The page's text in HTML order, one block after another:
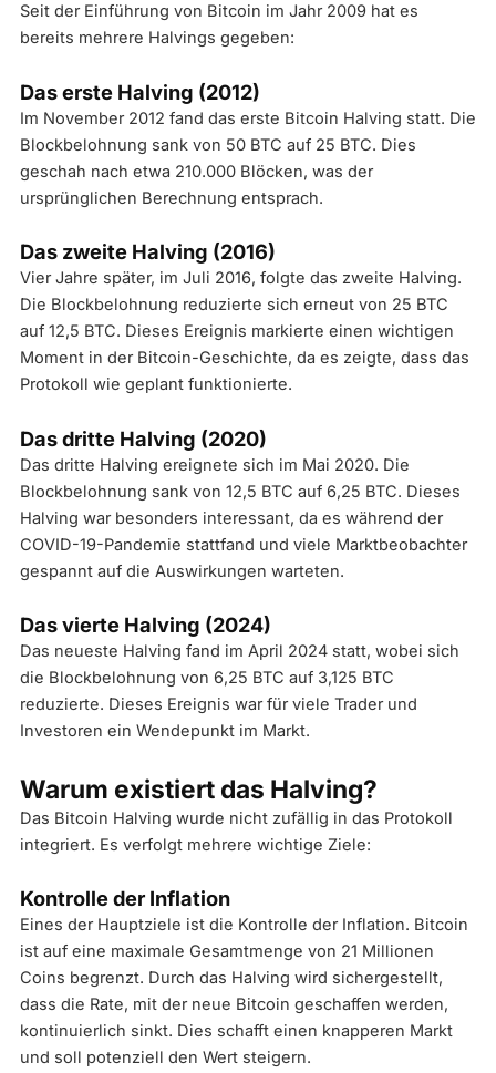
Seit der Einführung von Bitcoin im Jahr 2009 hat es
bereits mehrere Halvings gegeben:
Das erste Halving (2012)
Im November 2012 fand das erste Bitcoin Halving statt. Die
Blockbelohnung sank von 50 BTC auf 25 BTC. Dies
geschah nach etwa 210.000 Blöcken, was der
ursprünglichen Berechnung entsprach.
Das zweite Halving (2016)
Vier Jahre später, im Juli 2016, folgte das zweite Halving.
Die Blockbelohnung reduzierte sich erneut von 25 BTC
auf 12,5 BTC. Dieses Ereignis markierte einen wichtigen
Moment in der Bitcoin-Geschichte, da es zeigte, dass das
Protokoll wie geplant funktionierte.
Das dritte Halving (2020)
Das dritte Halving ereignete sich im Mai 2020. Die
Blockbelohnung sank von 12,5 BTC auf 6,25 BTC. Dieses
Halving war besonders interessant, da es während der
COVID-19-Pandemie stattfand und viele Marktbeobachter
gespannt auf die Auswirkungen warteten.
Das vierte Halving (2024)
Das neueste Halving fand im April 2024 statt, wobei sich
die Blockbelohnung von 6,25 BTC auf 3,125 BTC
reduzierte. Dieses Ereignis war für viele Trader und
Investoren ein Wendepunkt im Markt.
Warum existiert das Halving?
Das Bitcoin Halving wurde nicht zufällig in das Protokoll
integriert. Es verfolgt mehrere wichtige Ziele:
Kontrolle der Inflation
Eines der Hauptziele ist die Kontrolle der Inflation. Bitcoin
ist auf eine maximale Gesamtmenge von 21 Millionen
Coins begrenzt. Durch das Halving wird sichergestellt,
dass die Rate, mit der neue Bitcoin geschaffen werden,
kontinuierlich sinkt. Dies schafft einen knapperen Markt
und soll potenziell den Wert steigern.